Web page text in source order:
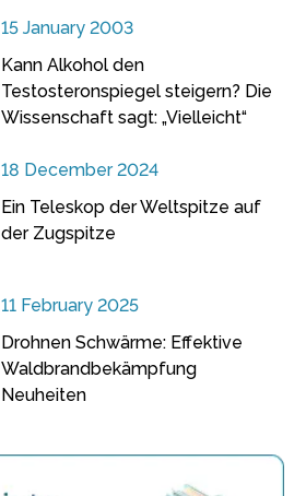
15 January 2003
Kann Alkohol den
Testosteronspiegel steigern? Die
Wissenschaft sagt: „Vielleicht“
18 December 2024
Ein Teleskop der Weltspitze auf
der Zugspitze
11 February 2025
Drohnen Schwärme: Effektive
Waldbrandbekämpfung
Neuheiten